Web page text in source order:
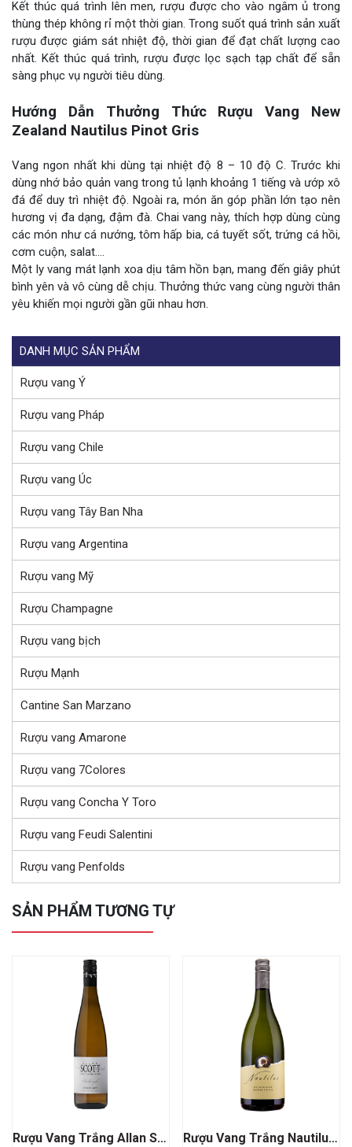
Kết thúc quá trình lên men, rượu được cho vào ngâm ủ trong
thùng thép không rỉ một thời gian. Trong suốt quá trình sản xuất
rượu được giám sát nhiệt độ, thời gian để đạt chất lượng cao
nhất. Kết thúc quá trình, rượu được lọc sạch tạp chất để sẵn
sàng phục vụ người tiêu dùng.
Hướng Dẫn Thưởng Thức Rượu Vang New
Zealand Nautilus Pinot Gris
Vang ngon nhất khi dùng tại nhiệt độ 8 – 10 độ C. Trước khi
dùng nhớ bảo quản vang trong tủ lạnh khoảng 1 tiếng và ướp xô
đá để duy trì nhiệt độ. Ngoài ra, món ăn góp phần lớn tạo nên
hương vị đa dạng, đậm đà. Chai vang này, thích hợp dùng cùng
các món như cá nướng, tôm hấp bia, cá tuyết sốt, trứng cá hồi,
cơm cuộn, salat….
Một ly vang mát lạnh xoa dịu tâm hồn bạn, mang đến giây phút
bình yên và vô cùng dễ chịu. Thưởng thức vang cùng người thân
yêu khiến mọi người gần gũi nhau hơn.
DANH MỤC SẢN PHẨM
Rượu vang Ý
Rượu vang Pháp
Rượu vang Chile
Rượu vang Úc
Rượu vang Tây Ban Nha
Rượu vang Argentina
Rượu vang Mỹ
Rượu Champagne
Rượu vang bịch
Rượu Mạnh
Cantine San Marzano
Rượu vang Amarone
Rượu vang 7Colores
Rượu vang Concha Y Toro
Rượu vang Feudi Salentini
Rượu vang Penfolds
SẢN PHẨM TƯƠNG TỰ
Rượu Vang Trắng Allan Scott – Pinot Gris Rượu Vang Trắng Nautilus Chardonnay